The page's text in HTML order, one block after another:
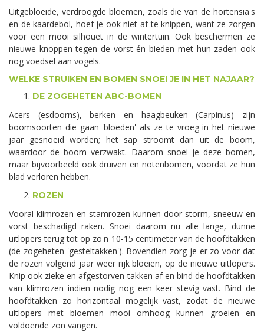
Uitgebloeide, verdroogde bloemen, zoals die van de hortensia's
en de kaardebol, hoef je ook niet af te knippen, want ze zorgen
voor een mooi silhouet in de wintertuin. Ook beschermen ze
nieuwe knoppen tegen de vorst én bieden met hun zaden ook
nog voedsel aan vogels.
WELKE STRUIKEN EN BOMEN SNOEI JE IN HET NAJAAR?
DE ZOGEHETEN ABC-BOMEN
Acers (esdoorns), berken en haagbeuken (Carpinus) zijn
boomsoorten die gaan 'bloeden' als ze te vroeg in het nieuwe
jaar gesnoeid worden; het sap stroomt dan uit de boom,
waardoor de boom verzwakt. Daarom snoei je deze bomen,
maar bijvoorbeeld ook druiven en notenbomen, voordat ze hun
blad verloren hebben.
ROZEN
Vooral klimrozen en stamrozen kunnen door storm, sneeuw en
vorst beschadigd raken. Snoei daarom nu alle lange, dunne
uitlopers terug tot op zo'n 10-15 centimeter van de hoofdtakken
(de zogeheten 'gesteltakken'). Bovendien zorg je er zo voor dat
de rozen volgend jaar weer rijk bloeien, op de nieuwe uitlopers.
Knip ook zieke en afgestorven takken af en bind de hoofdtakken
van klimrozen indien nodig nog een keer stevig vast. Bind de
hoofdtakken zo horizontaal mogelijk vast, zodat de nieuwe
uitlopers met bloemen mooi omhoog kunnen groeien en
voldoende zon vangen.